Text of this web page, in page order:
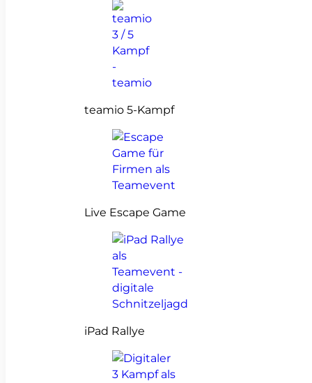
teamio 5-Kampf
Live Escape Game
iPad Rallye